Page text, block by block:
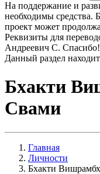
На поддержание и
необходимы
проект может
Реквизиты для
Андреевич С. Спасибо!
Данный раздел
Бхакти
Свами
Главная
Личности
Бхакти